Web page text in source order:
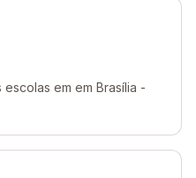
em em Brasília -